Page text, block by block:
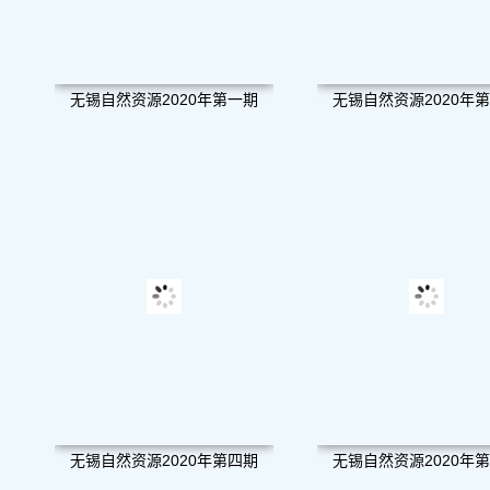
无锡自然资源2020年第一期 无锡自然资源2020年
无锡自然资源2020年第四期 无锡自然资源2020年